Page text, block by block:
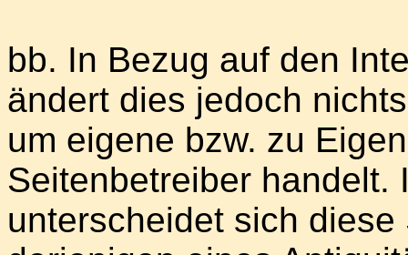
bb. In Bezug auf den
ändert dies jedoch
um eigene bzw. zu
Seitenbetreiber handelt.
unterscheidet sich